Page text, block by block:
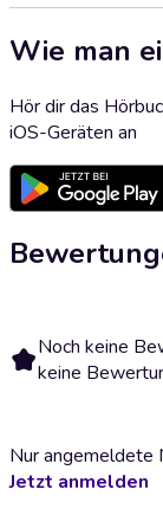
Wie man
Hör dir das
iOS-Geräten an
Noch keine
keine
Nur angemeldete
Jetzt anmelden